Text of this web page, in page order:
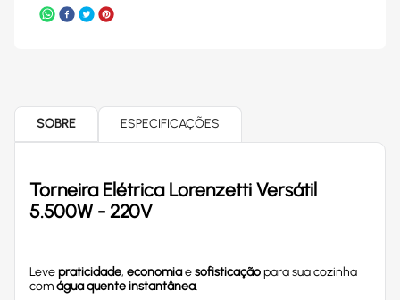
SOBRE ESPECIFICAÇÕES
Torneira Elétrica Lorenzetti Versátil
5.500W - 220V
Levepraticidade, economiaesofisticaçãopara sua cozinha
comágua quente instantânea.